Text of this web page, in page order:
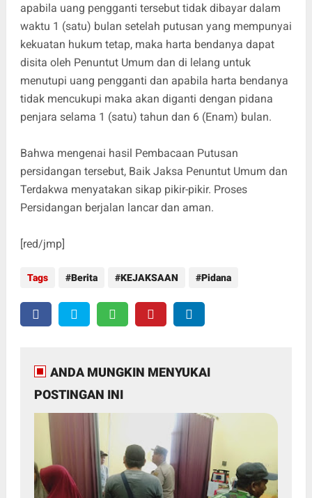
apabila uang pengganti tersebut tidak dibayar dalam
waktu 1 (satu) bulan setelah putusan yang mempunyai
kekuatan hukum tetap, maka harta bendanya dapat
disita oleh Penuntut Umum dan di lelang untuk
menutupi uang pengganti dan apabila harta bendanya
tidak mencukupi maka akan diganti dengan pidana
penjara selama 1 (satu) tahun dan 6 (Enam) bulan.
Bahwa mengenai hasil Pembacaan Putusan
persidangan tersebut, Baik Jaksa Penuntut Umum dan
Terdakwa menyatakan sikap pikir-pikir. Proses
Persidangan berjalan lancar dan aman.
[red/jmp]
Tags Berita KEJAKSAAN Pidana
ANDA MUNGKIN MENYUKAI
POSTINGAN INI